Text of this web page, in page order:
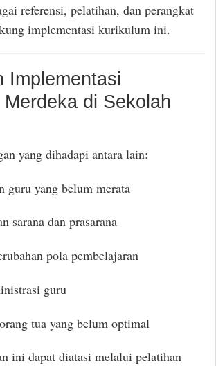
referensi, pelatihan, dan perangkat
implementasi kurikulum ini.
Implementasi
di Sekolah
yang dihadapi antara lain:
guru yang belum merata
sarana dan prasarana
pola pembelajaran
guru
tua yang belum optimal
ini dapat diatasi melalui pelatihan